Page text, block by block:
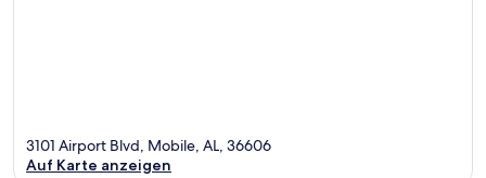
3101 Airport Blvd, Mobile, AL, 36606
Auf Karte anzeigen